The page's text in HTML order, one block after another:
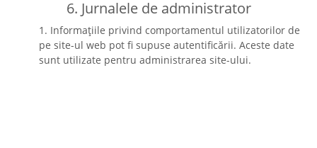
6. Jurnalele de administrator
1. Informațiile privind comportamentul utilizatorilor de
pe site-ul web pot fi supuse autentificării. Aceste date
sunt utilizate pentru administrarea site-ului.